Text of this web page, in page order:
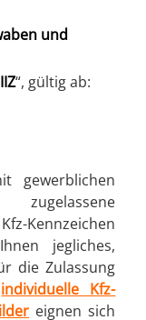
und
IIZ“, gültig ab:
gewerblichen
jegliches,
die Zulassung
individuelle Kfz-
eignen sich